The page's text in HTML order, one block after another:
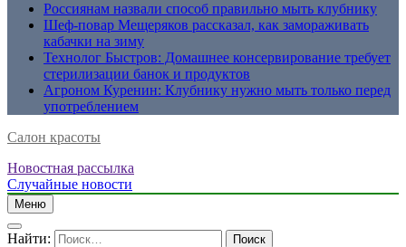
Россиянам назвали способ правильно мыть клубнику
Шеф-повар Мещеряков рассказал, как замораживать
кабачки на зиму
Технолог Быстров: Домашнее консервирование требует
стерилизации банок и продуктов
Агроном Куренин: Клубнику нужно мыть только перед
употреблением
Салон красоты
Новостная рассылка
Случайные новости
Меню
Найти: